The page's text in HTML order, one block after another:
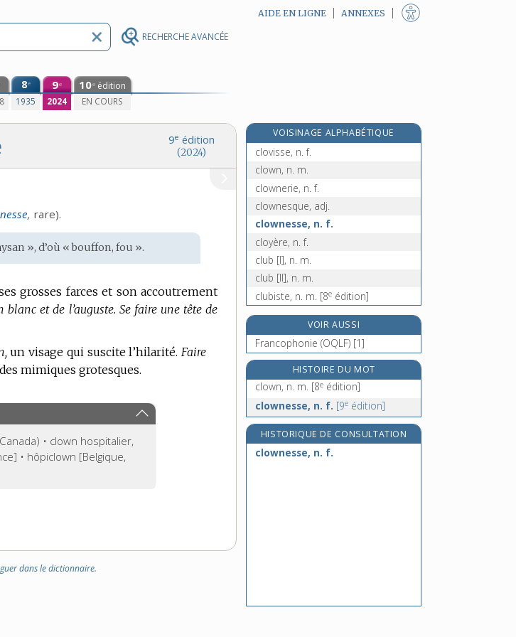
RECHERCHE AVANCÉE
AIDE EN LIGNE ANNEXES
8e
1935
9e
2024
10e édition
EN COURS
9e édition
(2024)
, rare).
», d’où « bouffon, fou ».
grosses farces et son accoutrement
blanc et de l’auguste. Se faire une tête de
un visage qui suscite l’hilarité. Faire
mimiques grotesques.
• clown hospitalier,
• hôpiclown [Belgique,
dans le dictionnaire.
VOISINAGE ALPHABÉTIQUE
cloutière, n. f.
clovisse, n. f.
clown, n. m.
clownerie, n. f.
clownesque, adj.
clownesse, n. f.
cloyère, n. f.
club [I], n. m.
club [II], n. m.
clubiste, n. m. [8e édition]
clupéidés, n. m. pl.
cluse [I], n. f.
cluse [II], n. f.[5eédition]
clymène, n. f.[5eédition]
clysoir, n. m. [8e édition]
VOIR AUSSI
Francophonie (OQLF) [1]
HISTOIRE DU MOT
clown, n. m. [8e édition]
clownesse, n. f. [9e édition]
HISTORIQUE DE CONSULTATION
clownesse, n. f.